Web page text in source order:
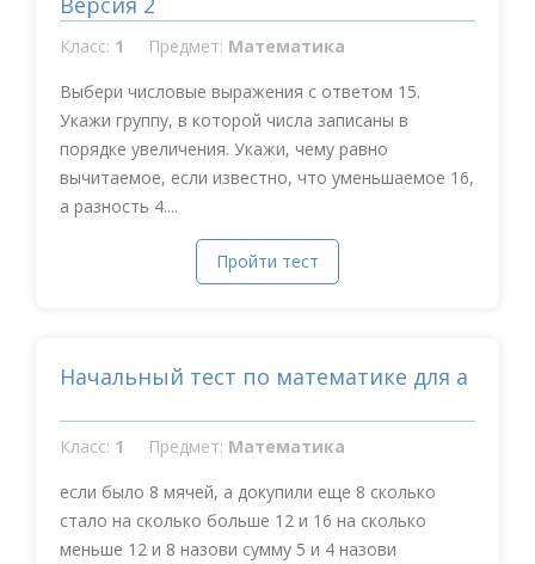
Класс: 1 Предмет: Математика
Выбери числовые выражения с ответом 15.
Укажи группу, в которой числа записаны в
порядке увеличения. Укажи, чему равно
вычитаемое, если известно, что уменьшаемое 16,
а разность 4....
Пройти тест
Начальный тест по математике для а
Класс: 1 Предмет: Математика
если было 8 мячей, а докупили еще 8 сколько
стало на сколько больше 12 и 16 на сколько
меньше 12 и 8 назови сумму 5 и 4 назови